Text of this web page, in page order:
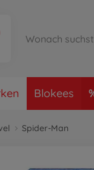
Blokees
Spider-Man